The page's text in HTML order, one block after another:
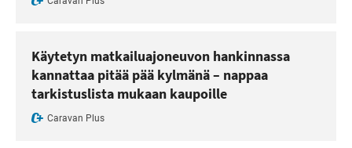
Käytetyn matkailuajoneuvon hankinnassa
kannattaa pitää pää kylmänä – nappaa
tarkistuslista mukaan kaupoille
Caravan Plus